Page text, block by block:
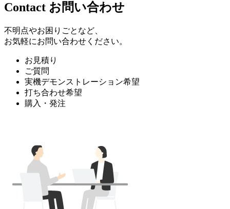
Contact お問い合わせ
不明点やお困りごとなど、
お気軽にお問い合わせください。
お見積り
ご質問
実機デモンストレーション希望
打ち合わせ希望
購入・発注